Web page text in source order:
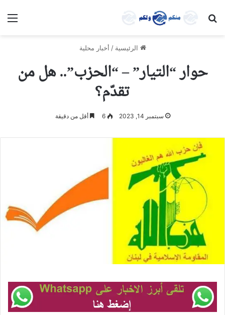
بحث عن
الرئيسية / أخبار محلية
حوار “التيار” – “الحزب”.. هل من
تقدّم؟
سبتمبر 14, 2023 6 أقل من دقيقة